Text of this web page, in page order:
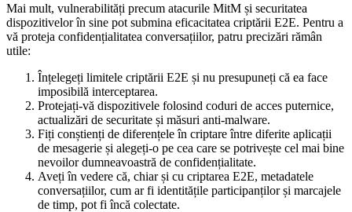
Mai mult, vulnerabilități precum atacurile MitM și securitatea
dispozitivelor în sine pot submina eficacitatea criptării E2E. Pentru a
vă proteja confidențialitatea conversațiilor, patru precizări rămân
utile:
Înțelegeți limitele criptării E2E și nu presupuneți că ea face
imposibilă interceptarea.
Protejați-vă dispozitivele folosind coduri de acces puternice,
actualizări de securitate și măsuri anti-malware.
Fiți conștienți de diferențele în criptare între diferite aplicații
de mesagerie și alegeți-o pe cea care se potrivește cel mai bine
nevoilor dumneavoastră de confidențialitate.
Aveți în vedere că, chiar și cu criptarea E2E, metadatele
conversațiilor, cum ar fi identitățile participanților și marcajele
de timp, pot fi încă colectate.